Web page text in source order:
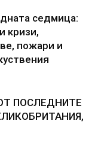
седмица:
кризи,
пожари и
ПОСЛЕДНИТЕ